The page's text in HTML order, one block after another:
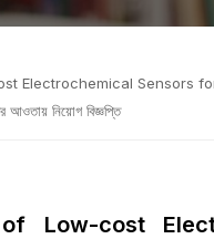
Electrochemical Sensors
নিয়োগ বিজ্ঞপ্তি
of Low-cost